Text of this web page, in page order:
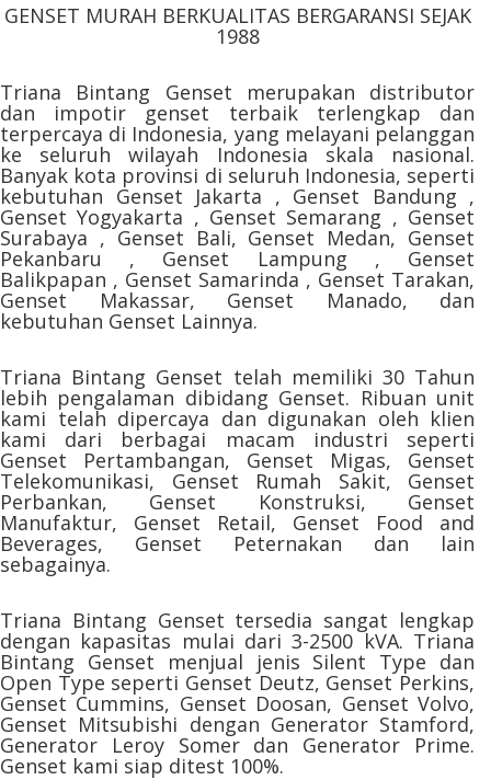
GENSET MURAH BERKUALITAS BERGARANSI SEJAK
1988
Triana Bintang Genset merupakan distributor
dan impotir genset terbaik terlengkap dan
terpercaya di Indonesia, yang melayani pelanggan
ke seluruh wilayah Indonesia skala nasional.
Banyak kota provinsi di seluruh Indonesia, seperti
kebutuhan Genset Jakarta , Genset Bandung ,
Genset Yogyakarta , Genset Semarang , Genset
Surabaya , Genset Bali, Genset Medan, Genset
Pekanbaru , Genset Lampung , Genset
Balikpapan , Genset Samarinda , Genset Tarakan,
Genset Makassar, Genset Manado, dan
kebutuhan Genset Lainnya.
Triana Bintang Genset telah memiliki 30 Tahun
lebih pengalaman dibidang Genset. Ribuan unit
kami telah dipercaya dan digunakan oleh klien
kami dari berbagai macam industri seperti
Genset Pertambangan, Genset Migas, Genset
Telekomunikasi, Genset Rumah Sakit, Genset
Perbankan, Genset Konstruksi, Genset
Manufaktur, Genset Retail, Genset Food and
Beverages, Genset Peternakan dan lain
sebagainya.
Triana Bintang Genset tersedia sangat lengkap
dengan kapasitas mulai dari 3-2500 kVA. Triana
Bintang Genset menjual jenis Silent Type dan
Open Type seperti Genset Deutz, Genset Perkins,
Genset Cummins, Genset Doosan, Genset Volvo,
Genset Mitsubishi dengan Generator Stamford,
Generator Leroy Somer dan Generator Prime.
Genset kami siap ditest 100%.